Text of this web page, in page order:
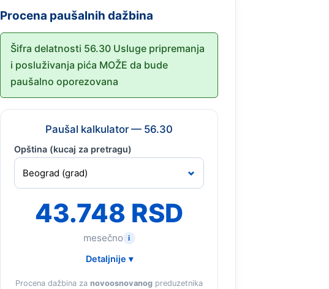
Procena paušalnih dažbina
Šifra delatnosti 56.30 Usluge pripremanja
i posluživanja pića MOŽE da bude
paušalno oporezovana
Paušal kalkulator — 56.30
Opština (kucaj za pretragu)
43.748 RSD
mesečno i
Detaljnije ▾
Procena dažbina zanovoosnovanog preduzetnika